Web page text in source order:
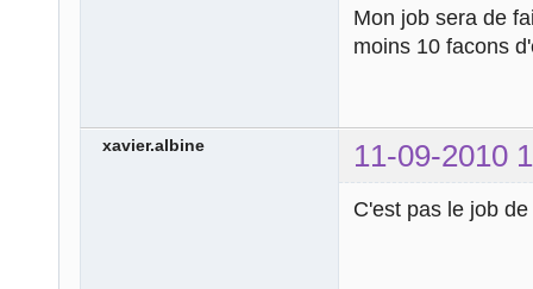
break;
default:
}
?>
Mon job sera de
moins 10 facons
xavier.albine 11-09-2010
C'est pas le job